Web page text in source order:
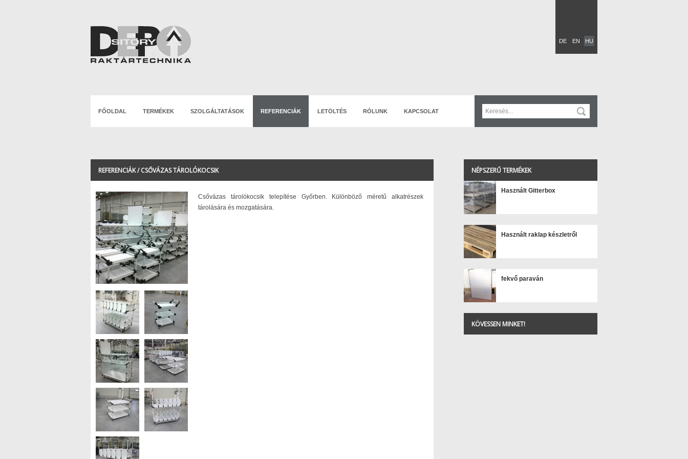
DE EN HU
FŐOLDAL TERMÉKEK SZOLGÁLTATÁSOK REFERENCIÁK LETÖLTÉS RÓLUNK KAPCSOLAT
REFERENCIÁK / CSŐVÁZAS TÁROLÓKOCSIK
Csővázas tárolókocsik telepítése Győrben. Különböző méretű alkatrészek
tárolására és mozgatására.
NÉPSZERŰ TERMÉKEK
Használt Gitterbox
Használt raklap készletről
fekvő paraván
KÖVESSEN MINKET!